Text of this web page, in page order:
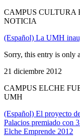
CAMPUS CULTURA
NOTICIA
(Español) La UMH
Sorry, this entry is only
21 diciembre 2012
CAMPUS ELCHE
UMH
(Español) El proyecto
Palacios premiado con
Elche Emprende 2012